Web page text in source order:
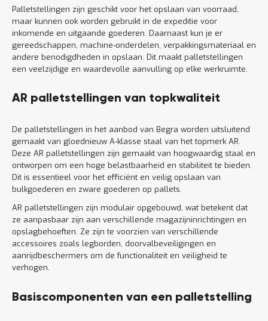
Palletstellingen zijn geschikt voor het opslaan van voorraad,
maar kunnen ook worden gebruikt in de expeditie voor
inkomende en uitgaande goederen. Daarnaast kun je er
gereedschappen, machine-onderdelen, verpakkingsmateriaal en
andere benodigdheden in opslaan. Dit maakt palletstellingen
een veelzijdige en waardevolle aanvulling op elke werkruimte.
AR palletstellingen van topkwaliteit
De palletstellingen in het aanbod van Begra worden uitsluitend
gemaakt van gloednieuw A-klasse staal van het topmerk AR.
Deze AR palletstellingen zijn gemaakt van hoogwaardig staal en
ontworpen om een hoge belastbaarheid en stabiliteit te bieden.
Dit is essentieel voor het efficiënt en veilig opslaan van
bulkgoederen en zware goederen op pallets.
AR palletstellingen zijn modulair opgebouwd, wat betekent dat
ze aanpasbaar zijn aan verschillende magazijninrichtingen en
opslagbehoeften. Ze zijn te voorzien van verschillende
accessoires zoals legborden, doorvalbeveiligingen en
aanrijdbeschermers om de functionaliteit en veiligheid te
verhogen.
Basiscomponenten van een palletstelling